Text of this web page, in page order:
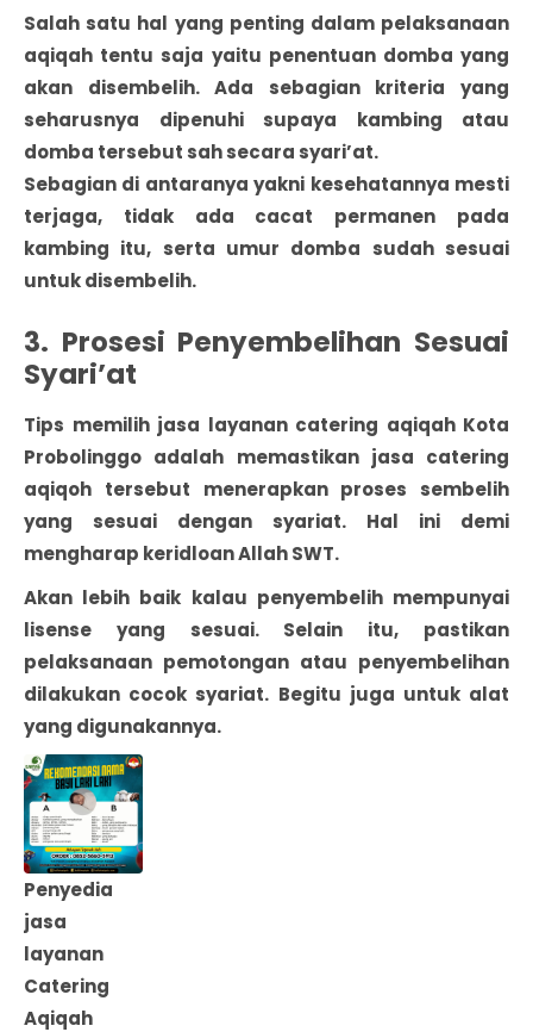
Salah satu hal yang penting dalam pelaksanaan
aqiqah tentu saja yaitu penentuan domba yang
akan disembelih. Ada sebagian kriteria yang
seharusnya dipenuhi supaya kambing atau
domba tersebut sah secara syari’at.
Sebagian di antaranya yakni kesehatannya mesti
terjaga, tidak ada cacat permanen pada
kambing itu, serta umur domba sudah sesuai
untuk disembelih.
3. Prosesi Penyembelihan Sesuai
Syari’at
Tips memilih jasa layanan catering aqiqah Kota
Probolinggo adalah memastikan jasa catering
aqiqoh tersebut menerapkan proses sembelih
yang sesuai dengan syariat. Hal ini demi
mengharap keridloan Allah SWT.
Akan lebih baik kalau penyembelih mempunyai
lisense yang sesuai. Selain itu, pastikan
pelaksanaan pemotongan atau penyembelihan
dilakukan cocok syariat. Begitu juga untuk alat
yang digunakannya.
Penyedia
jasa
layanan
Catering
Aqiqah